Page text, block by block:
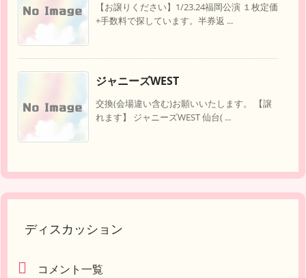
【お譲りください】1/23.24福岡公演 １枚定価
+手数料で探しています。半券返 ...
ジャニーズWEST
交換(会場違い含む)お願いいたします。 【譲
れます】 ジャニーズWEST 仙台( ...
ディスカッション
コメント一覧